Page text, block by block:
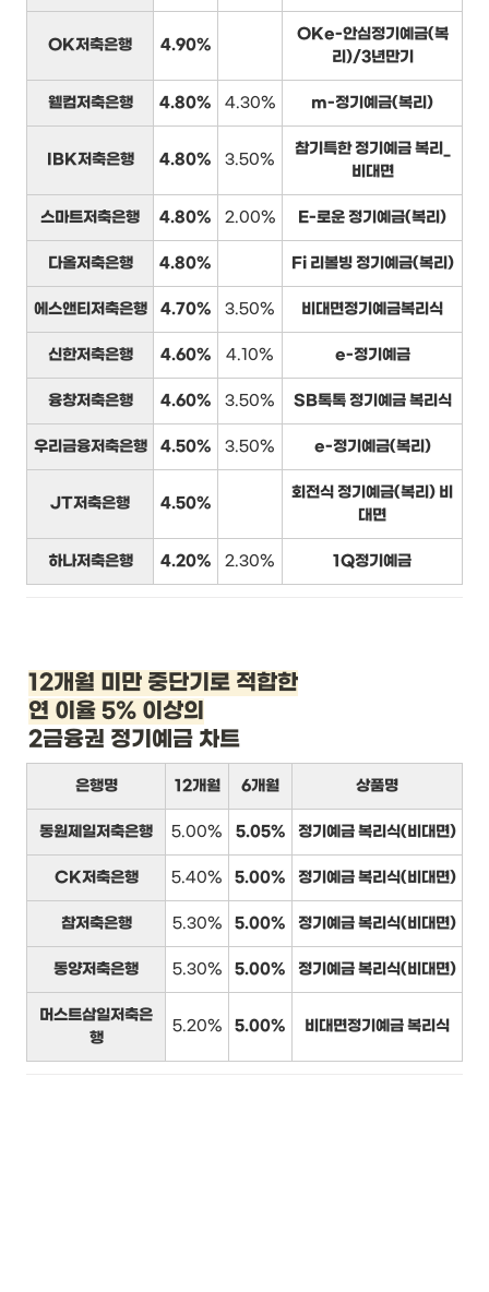
OK저축은행 4.90%
OKe-안심정기예금(복
리)/3년만기
웰컴저축은행 4.80% 4.30% m-정기예금(복리)
IBK저축은행 4.80% 3.50%
참기특한 정기예금 복리_
비대면
스마트저축은행 4.80% 2.00% E-로운 정기예금(복리)
다올저축은행 4.80% Fi 리볼빙 정기예금(복리)
에스앤티저축은행 4.70% 3.50% 비대면정기예금복리식
신한저축은행 4.60% 4.10% e-정기예금
융창저축은행 4.60% 3.50% SB톡톡 정기예금 복리식
우리금융저축은행 4.50% 3.50% e-정기예금(복리)
JT저축은행 4.50%
회전식 정기예금(복리) 비
대면
하나저축은행 4.20% 2.30% 1Q정기예금
12개월 미만 중단기로 적합한
연 이율 5% 이상의
2금융권 정기예금 차트
은행명 12개월 6개월 상품명
동원제일저축은행 5.00% 5.05% 정기예금 복리식(비대면)
CK저축은행 5.40% 5.00% 정기예금 복리식(비대면)
참저축은행 5.30% 5.00% 정기예금 복리식(비대면)
동양저축은행 5.30% 5.00% 정기예금 복리식(비대면)
머스트삼일저축은
행
5.20% 5.00% 비대면정기예금 복리식